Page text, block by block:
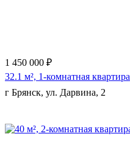
1 450 000 ₽
32.1 м², 1-комнатная квартира
г Брянск, ул. Дарвина, 2